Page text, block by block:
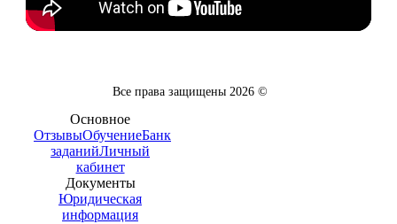
Все права защищены2026 ©
Основное
ОтзывыОбучениеБанк
заданийЛичный
кабинет
Документы
Юридическая
информация